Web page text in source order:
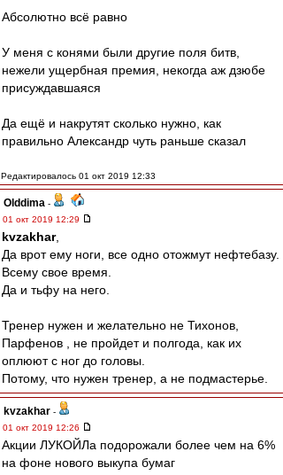
Абсолютно всё равно
У меня с конями были другие поля битв,
нежели ущербная премия, некогда аж дзюбе
присуждавшаяся
Да ещё и накрутят сколько нужно, как
правильно Александр чуть раньше сказал
Редактировалось 01 окт 2019 12:33
Olddima -
01 окт 2019 12:29
kvzakhar,
Да врот ему ноги, все одно отожмут нефтебазу.
Всему свое время.
Да и тьфу на него.
Тренер нужен и желательно не Тихонов,
Парфенов , не пройдет и полгода, как их
оплюют с ног до головы.
Потому, что нужен тренер, а не подмастерье.
kvzakhar -
01 окт 2019 12:26
Акции ЛУКОЙЛа подорожали более чем на 6%
на фоне нового выкупа бумаг